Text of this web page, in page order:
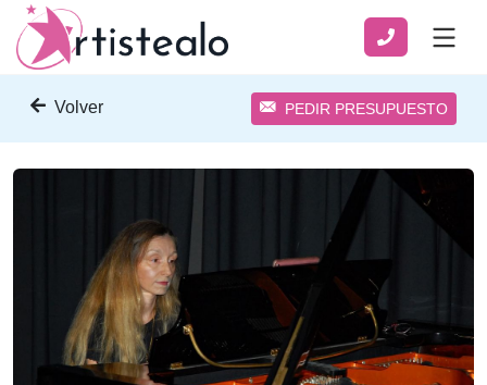
Volver PEDIR PRESUPUESTO